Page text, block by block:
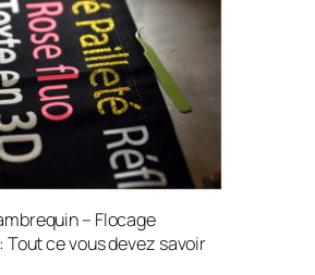
– Flocage
Tout ce vous devez savoir